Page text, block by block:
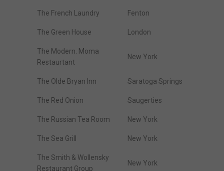
The French Laundry Fenton
The Green House London
The Modern. Moma
Restaurtant
New York
The Olde Bryan Inn Saratoga Springs
The Red Onion Saugerties
The Russian Tea Room New York
The Sea Grill New York
The Smith & Wollensky
Restaurant Group
New York